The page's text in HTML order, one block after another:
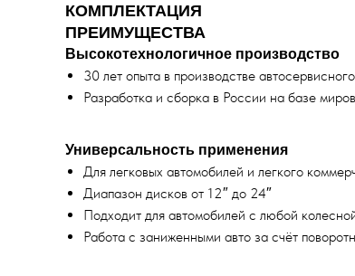
КОМПЛЕКТАЦИЯ
ПРЕИМУЩЕСТВА
Высокотехнологичное производство
30 лет опыта в производстве
Разработка и сборка в России на базе
Универсальность применения
Для легковых автомобилей и легкого
Диапазон дисков от 12″ до 24″
Подходит для автомобилей с любой
Работа с заниженными авто за счёт